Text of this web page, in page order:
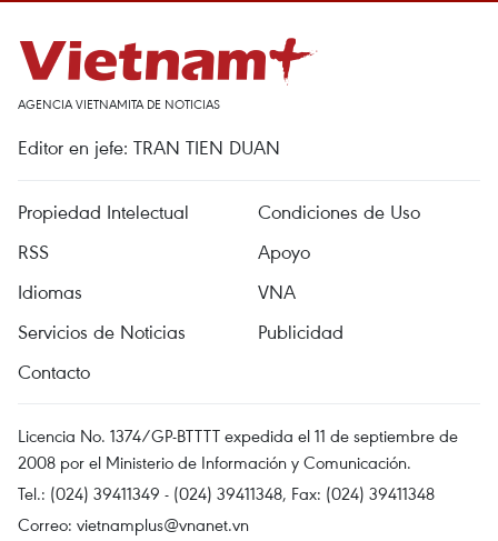
AGENCIA VIETNAMITA DE NOTICIAS
Editor en jefe: TRAN TIEN DUAN
Propiedad Intelectual
Condiciones de Uso
RSS
Apoyo
Idiomas
VNA
Servicios de Noticias
Publicidad
Contacto
Licencia No. 1374/GP-BTTTT expedida el 11 de septiembre de
2008 por el Ministerio de Información y Comunicación.
Tel.: (024) 39411349 - (024) 39411348, Fax: (024) 39411348
Correo: vietnamplus@vnanet.vn